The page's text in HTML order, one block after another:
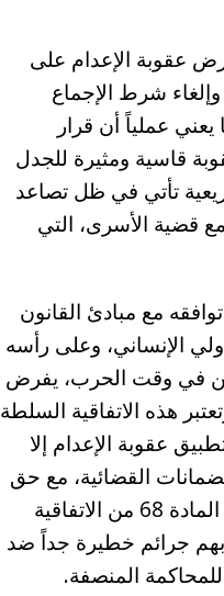
عقوبة الإعدام على
وإلغاء شرط الإجماع
عملياً أن قرار
قاسية ومثيرة للجدل
تأتي في ظل تصاعد
قضية الأسرى، التي
مع مبادئ القانون
الإنساني، وعلى رأسه
المدنيين في وقت الحرب، يفرض
هذه الاتفاقية السلطة
عقوبة الإعدام إلا
القضائية، مع حق
المحكوم عليه في العفو أو تخفيف العقوبة. وبشكل عام، تحظر المادة 68 من الاتفاقية
جرائم خطيرة جداً ضد
المنصفة.